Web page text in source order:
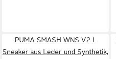
PUMA SMASH WNS V2 L
Sneaker aus Leder und Synthetik,